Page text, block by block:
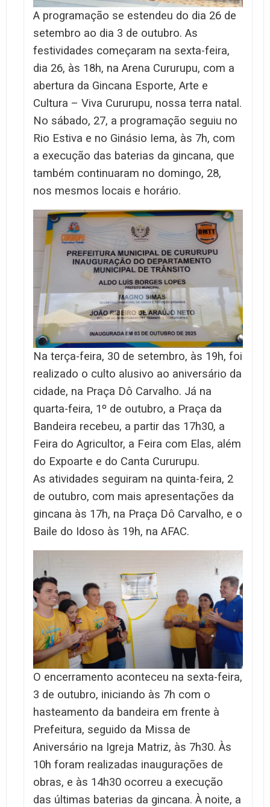
A programação se estendeu do dia 26 de
setembro ao dia 3 de outubro. As
festividades começaram na sexta-feira,
dia 26, às 18h, na Arena Cururupu, com a
abertura da Gincana Esporte, Arte e
Cultura – Viva Cururupu, nossa terra natal.
No sábado, 27, a programação seguiu no
Rio Estiva e no Ginásio Iema, às 7h, com
a execução das baterias da gincana, que
também continuaram no domingo, 28,
nos mesmos locais e horário.
Na terça-feira, 30 de setembro, às 19h, foi
realizado o culto alusivo ao aniversário da
cidade, na Praça Dô Carvalho. Já na
quarta-feira, 1º de outubro, a Praça da
Bandeira recebeu, a partir das 17h30, a
Feira do Agricultor, a Feira com Elas, além
do Expoarte e do Canta Cururupu.
As atividades seguiram na quinta-feira, 2
de outubro, com mais apresentações da
gincana às 17h, na Praça Dô Carvalho, e o
Baile do Idoso às 19h, na AFAC.
O encerramento aconteceu na sexta-feira,
3 de outubro, iniciando às 7h com o
hasteamento da bandeira em frente à
Prefeitura, seguido da Missa de
Aniversário na Igreja Matriz, às 7h30. Às
10h foram realizadas inaugurações de
obras, e às 14h30 ocorreu a execução
das últimas baterias da gincana. À noite, a